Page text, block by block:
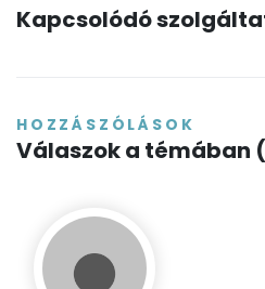
Kapcsolódó
HOZZÁSZÓLÁSOK
Válaszok a témában (